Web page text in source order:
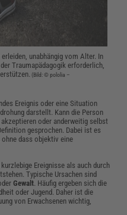
unabhängig vom Alter. In
Traumapädagogik erforderlich,
(Bild: © pololia –
Ereignis oder eine Situation
darstellt. Kann die Person
oder anderweitig selbst
gesprochen. Dabei ist es
dass objektiv eine
Ereignisse als auch durch
Typische Ursachen sind
Gewalt . Häufig ergeben sich die
oder Jugend. Daher ist die
von Erwachsenen wichtig,